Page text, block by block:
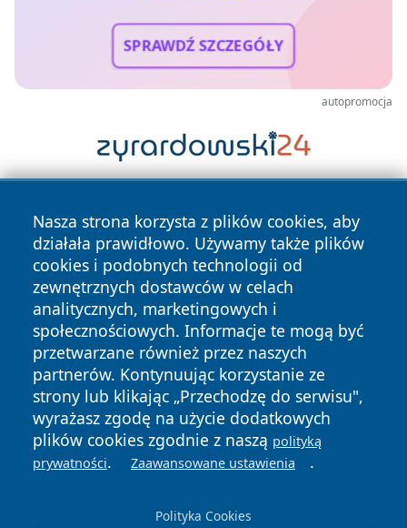
SPRAWDŹ SZCZEGÓŁY
autopromocja
Nasza strona korzysta z plików cookies, aby
działała prawidłowo. Używamy także plików
cookies i podobnych technologii od
zewnętrznych dostawców w celach
analitycznych, marketingowych i
społecznościowych. Informacje te mogą być
przetwarzane również przez naszych
partnerów. Kontynuując korzystanie ze
strony lub klikając „Przechodzę do serwisu",
wyrażasz zgodę na użycie dodatkowych
plików cookies zgodnie z naszą polityką
prywatności. Zaawansowane ustawienia .
Polityka Cookies
Copyright © 2026 tuzamosc.pl Wszystkie prawa zastrzeżone.
News Autorzy
Polityka
Prywatności
Polityka
Cookies